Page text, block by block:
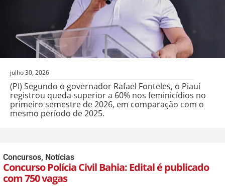
julho 30, 2026
(PI) Segundo o governador Rafael Fonteles, o Piauí
registrou queda superior a 60% nos feminicídios no
primeiro semestre de 2026, em comparação com o
mesmo período de 2025.
Concursos, Notícias
Concurso Polícia Civil Bahia: Edital é publicado
com 750 vagas